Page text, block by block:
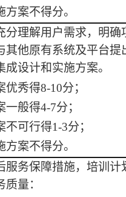
方案不得分。
分理解用户需求，明确
其他原有系统及平台提
成设计和实施方案。
优秀得8-10分；
一般得4-7分；
不可行得1-3分；
方案不得分。
服务保障措施，培训计
量：